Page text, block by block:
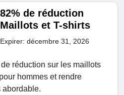
82% de réduction
Maillots et T-shirts
Expirer: décembre 31, 2026
réduction sur les maillots
hommes et rendre
abordable.